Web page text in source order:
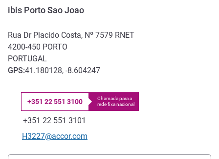
ibis Porto Sao Joao
Rua Dr Placido Costa, Nº 7579 RNET
4200-450 PORTO
PORTUGAL
GPS:41.180128, -8.604247
Telefone
+351 22 551 3100
Chamada para a
rede fixa nacional
Fax
+351 22 551 3101
E-mail de contacto
H3227@accor.com